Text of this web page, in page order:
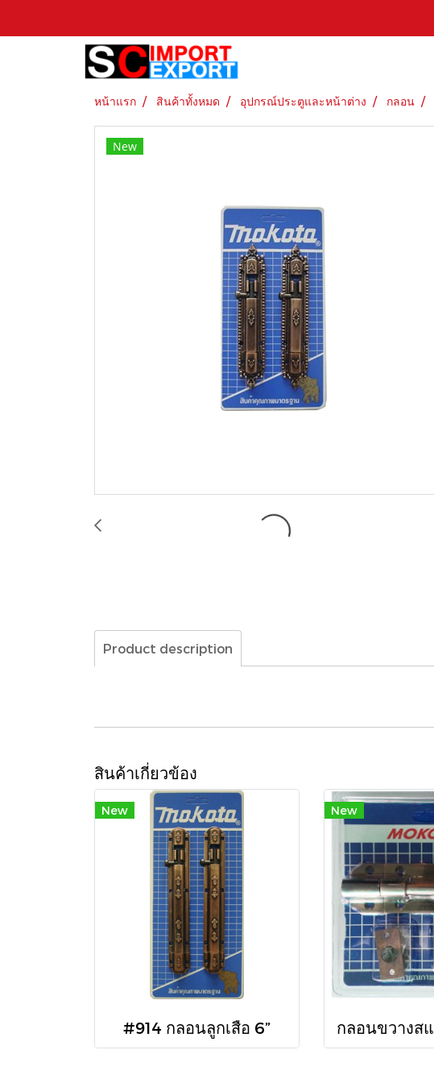
หน้าแรก สินค้าทั้งหมด อุปกรณ์ประตูและหน้าต่าง กลอน
New
Product description
สินค้าเกี่ยวข้อง
New
#914 กลอนลูกเสือ 6”
New